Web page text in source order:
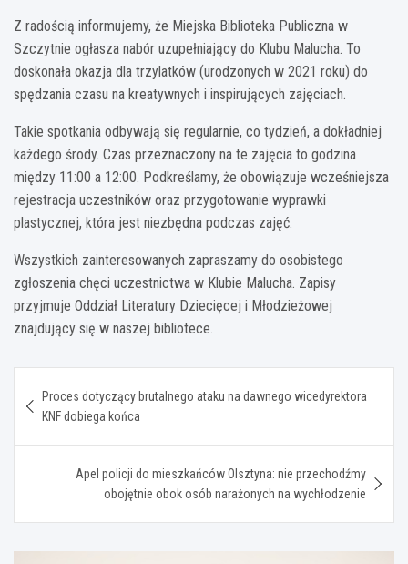
Z radością informujemy, że Miejska Biblioteka Publiczna w
Szczytnie ogłasza nabór uzupełniający do Klubu Malucha. To
doskonała okazja dla trzylatków (urodzonych w 2021 roku) do
spędzania czasu na kreatywnych i inspirujących zajęciach.
Takie spotkania odbywają się regularnie, co tydzień, a dokładniej
każdego środy. Czas przeznaczony na te zajęcia to godzina
między 11:00 a 12:00. Podkreślamy, że obowiązuje wcześniejsza
rejestracja uczestników oraz przygotowanie wyprawki
plastycznej, która jest niezbędna podczas zajęć.
Wszystkich zainteresowanych zapraszamy do osobistego
zgłoszenia chęci uczestnictwa w Klubie Malucha. Zapisy
przyjmuje Oddział Literatury Dziecięcej i Młodzieżowej
znajdujący się w naszej bibliotece.
wpisu
Proces dotyczący brutalnego ataku na dawnego wicedyrektora
KNF dobiega końca
Apel policji do mieszkańców Olsztyna: nie przechodźmy
obojętnie obok osób narażonych na wychłodzenie